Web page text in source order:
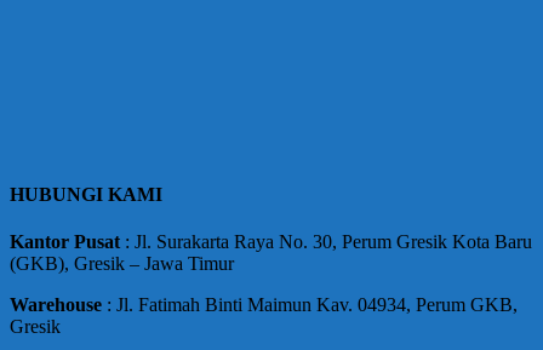
HUBUNGI KAMI
Kantor Pusat : Jl. Surakarta Raya No. 30, Perum Gresik Kota Baru
(GKB), Gresik – Jawa Timur
Warehouse : Jl. Fatimah Binti Maimun Kav. 04934, Perum GKB,
Gresik